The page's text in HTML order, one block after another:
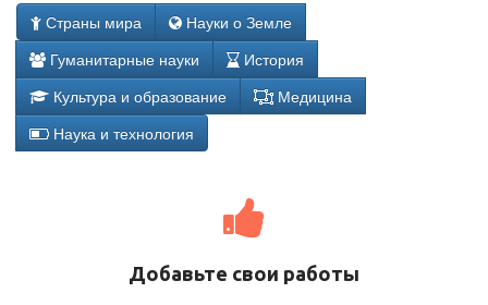
Страны мира
Науки о Земле
Гуманитарные науки
История
Культура и образование
Медицина
Наука и технология
Добавьте свои работы